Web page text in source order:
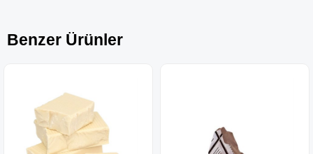
Benzer Ürünler